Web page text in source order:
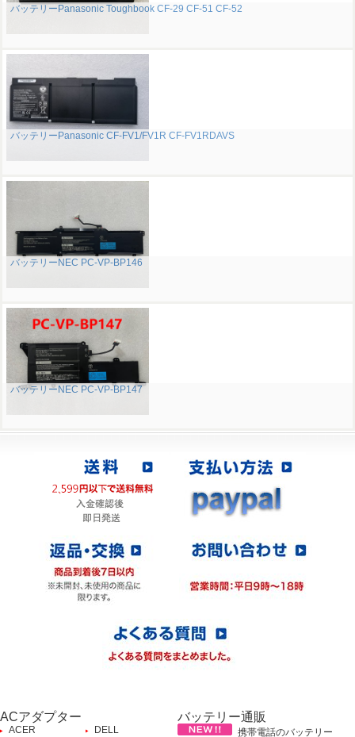
バッテリーPanasonic Toughbook CF-29 CF-51 CF-52
バッテリーPanasonic CF-FV1/FV1R CF-FV1RDAVS
バッテリーNEC PC-VP-BP146
バッテリーNEC PC-VP-BP147
ACアダプター
ACER DELL
バッテリー通販
携帯電話のバッテリー